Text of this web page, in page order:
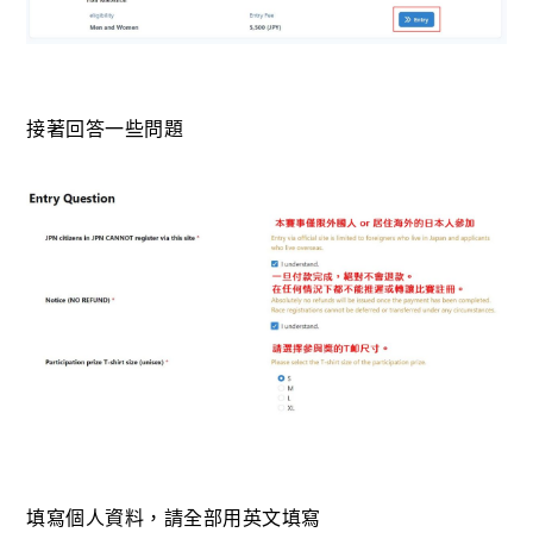
接著回答一些問題
填寫個人資料，請全部用英文填寫